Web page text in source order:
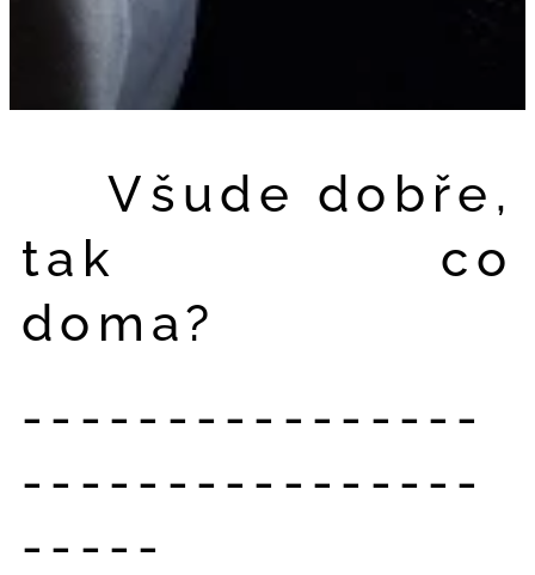
Všude dobře,
tak co
doma? 🤓
----------------
----------------
-----